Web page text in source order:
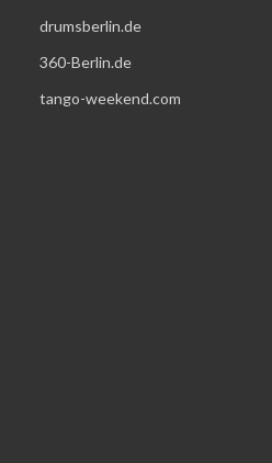
drumsberlin.de
360-Berlin.de
tango-weekend.com